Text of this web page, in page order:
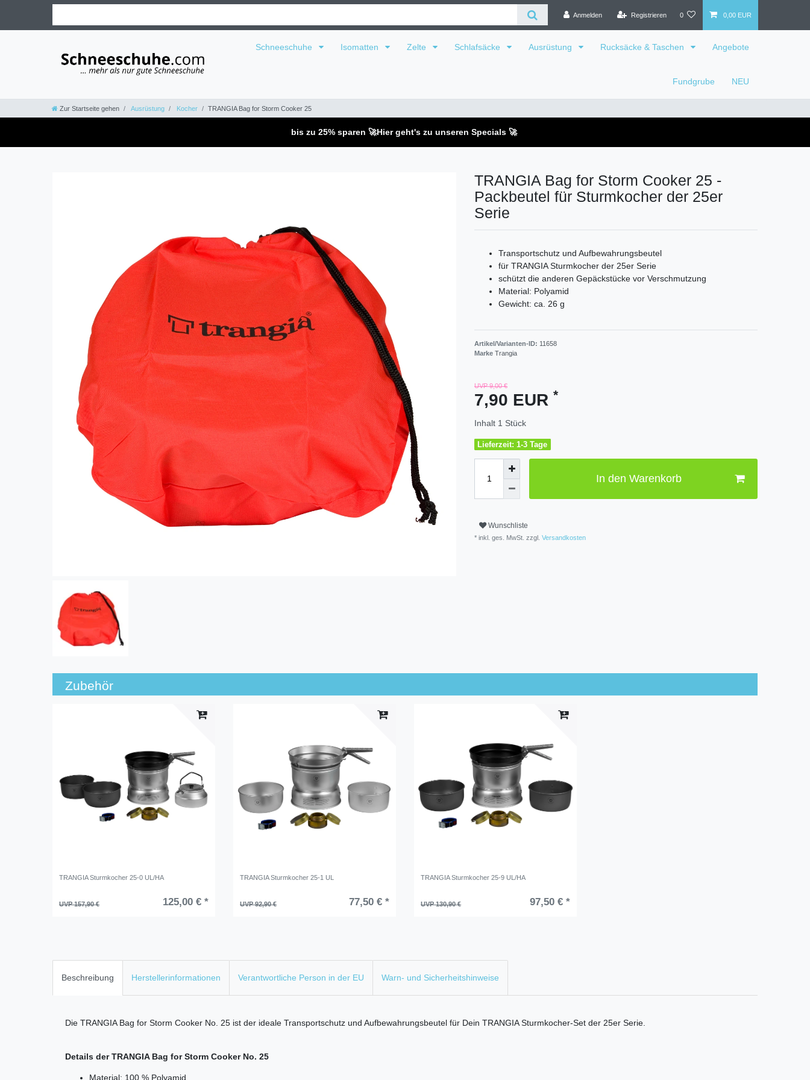
Anmelden Registrieren 0 0,00 EUR
Schneeschuhe Isomatten Zelte Schlafsäcke Ausrüstung Rucksäcke & Taschen Angebote
Fundgrube NEU
Zur Startseite gehen Ausrüstung Kocher TRANGIA Bag for Storm Cooker 25
bis zu 25% sparen 🚀Hier geht's zu unseren Specials 🚀
TRANGIA Bag for Storm Cooker 25 -
Packbeutel für Sturmkocher der 25er
Serie
Transportschutz und Aufbewahrungsbeutel
für TRANGIA Sturmkocher der 25er Serie
schützt die anderen Gepäckstücke vor Verschmutzung
Material: Polyamid
Gewicht: ca. 26 g
Artikel/Varianten-ID: 11658
Marke Trangia
UVP 9,00 €
7,90 EUR *
Inhalt 1 Stück
Lieferzeit: 1-3 Tage
In den Warenkorb
Wunschliste
* inkl. ges. MwSt. zzgl. Versandkosten
Zubehör
TRANGIA Sturmkocher 25-0 UL/HA
UVP 157,90 € 125,00 € *
TRANGIA Sturmkocher 25-1 UL
UVP 92,90 € 77,50 € *
TRANGIA Sturmkocher 25-9 UL/HA
UVP 130,90 € 97,50 € *
Beschreibung Herstellerinformationen Verantwortliche Person in der EU Warn- und Sicherheitshinweise
Die TRANGIA Bag for Storm Cooker No. 25 ist der ideale Transportschutz und Aufbewahrungsbeutel für Dein TRANGIA Sturmkocher-Set der 25er Serie.
Details der TRANGIA Bag for Storm Cooker No. 25
Material: 100 % Polyamid